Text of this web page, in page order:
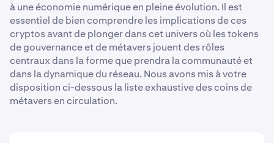
à une économie numérique en pleine évolution. Il est
essentiel de bien comprendre les implications de ces
cryptos avant de plonger dans cet univers où les tokens
de gouvernance et de métavers jouent des rôles
centraux dans la forme que prendra la communauté et
dans la dynamique du réseau. Nous avons mis à votre
disposition ci-dessous la liste exhaustive des coins de
métavers en circulation.